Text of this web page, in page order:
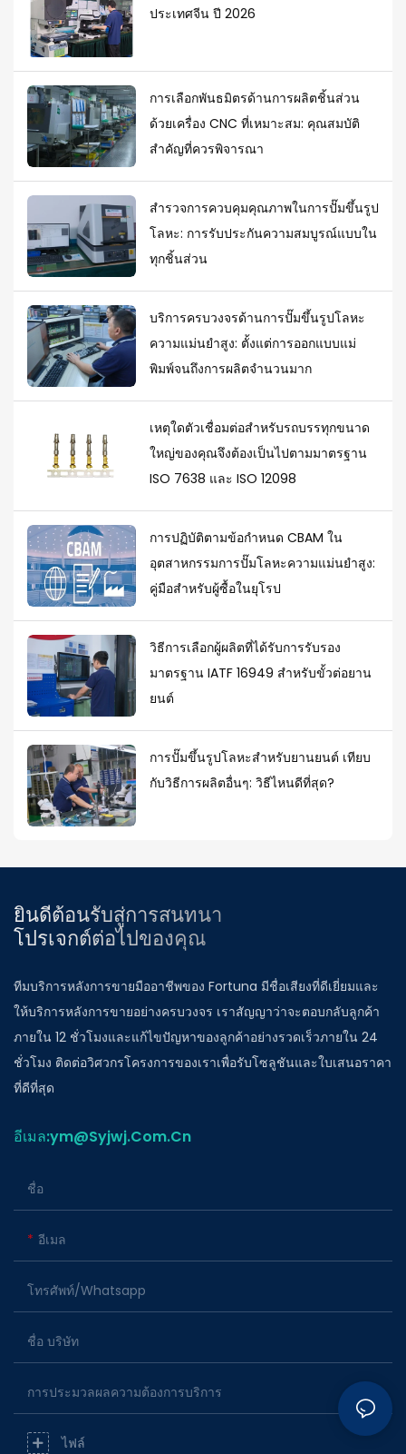
ประเทศจีน ปี 2026
การเลือกพันธมิตรด้านการผลิตชิ้นส่วน
ด้วยเครื่อง CNC ที่เหมาะสม: คุณสมบัติ
สำคัญที่ควรพิจารณา
สำรวจการควบคุมคุณภาพในการปั๊มขึ้นรูป
โลหะ: การรับประกันความสมบูรณ์แบบใน
ทุกชิ้นส่วน
บริการครบวงจรด้านการปั๊มขึ้นรูปโลหะ
ความแม่นยำสูง: ตั้งแต่การออกแบบแม่
พิมพ์จนถึงการผลิตจำนวนมาก
เหตุใดตัวเชื่อมต่อสำหรับรถบรรทุกขนาด
ใหญ่ของคุณจึงต้องเป็นไปตามมาตรฐาน
ISO 7638 และ ISO 12098
การปฏิบัติตามข้อกำหนด CBAM ใน
อุตสาหกรรมการปั๊มโลหะความแม่นยำสูง:
คู่มือสำหรับผู้ซื้อในยุโรป
วิธีการเลือกผู้ผลิตที่ได้รับการรับรอง
มาตรฐาน IATF 16949 สำหรับขั้วต่อยาน
ยนต์
การปั๊มขึ้นรูปโลหะสำหรับยานยนต์ เทียบ
กับวิธีการผลิตอื่นๆ: วิธีไหนดีที่สุด?
ยินดีต้อนรับสู่การสนทนา
โปรเจกต์ต่อไปของคุณ
ทีมบริการหลังการขายมืออาชีพของ Fortuna มีชื่อเสียงที่ดีเยี่ยมและ
ให้บริการหลังการขายอย่างครบวงจร เราสัญญาว่าจะตอบกลับลูกค้า
ภายใน 12 ชั่วโมงและแก้ไขปัญหาของลูกค้าอย่างรวดเร็วภายใน 24
ชั่วโมง ติดต่อวิศวกรโครงการของเราเพื่อรับโซลูชันและใบเสนอราคา
ที่ดีที่สุด
อีเมล:ym@Syjwj.Com.Cn
ชื่อ
อีเมล
โทรศัพท์/whatsapp
ชื่อ บริษัท
การประมวลผลความต้องการบริการ
ไฟล์